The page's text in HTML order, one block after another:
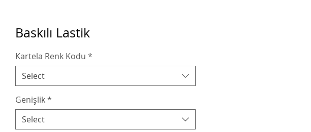
Baskılı Lastik
Kartela Renk Kodu *
Select
Genişlik*
Select